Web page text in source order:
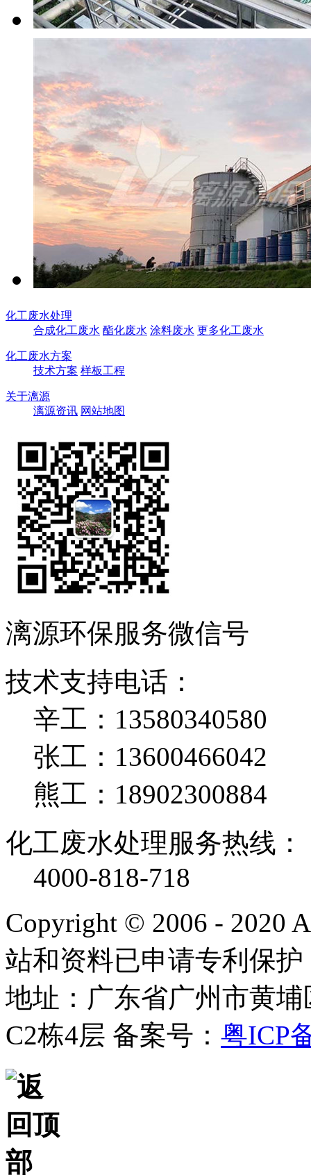
化工废水处理
合成化工废水 酯化废水 涂料废水 更多化工废水
化工废水方案
技术方案 样板工程
关于漓源
漓源资讯 网站地图
漓源环保服务微信号
技术支持电话：
辛工：13580340580
张工：13600466042
熊工：18902300884
化工废水处理服务热线：
4000-818-718
Copyright © 2006 - 2020
站和资料已申请专利保
地址：广东省广州市黄
C2栋4层 备案号： 粤ICP